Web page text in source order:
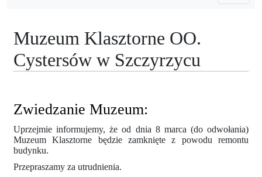
Muzeum Klasztorne OO.
Cystersów w Szczyrzycu
Zwiedzanie Muzeum:
Uprzejmie informujemy, że od dnia 8 marca (do odwołania)
Muzeum Klasztorne będzie zamknięte z powodu remontu
budynku.
Przepraszamy za utrudnienia.